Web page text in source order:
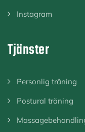
Instagram
Tjänster
Personlig träning
Postural träning